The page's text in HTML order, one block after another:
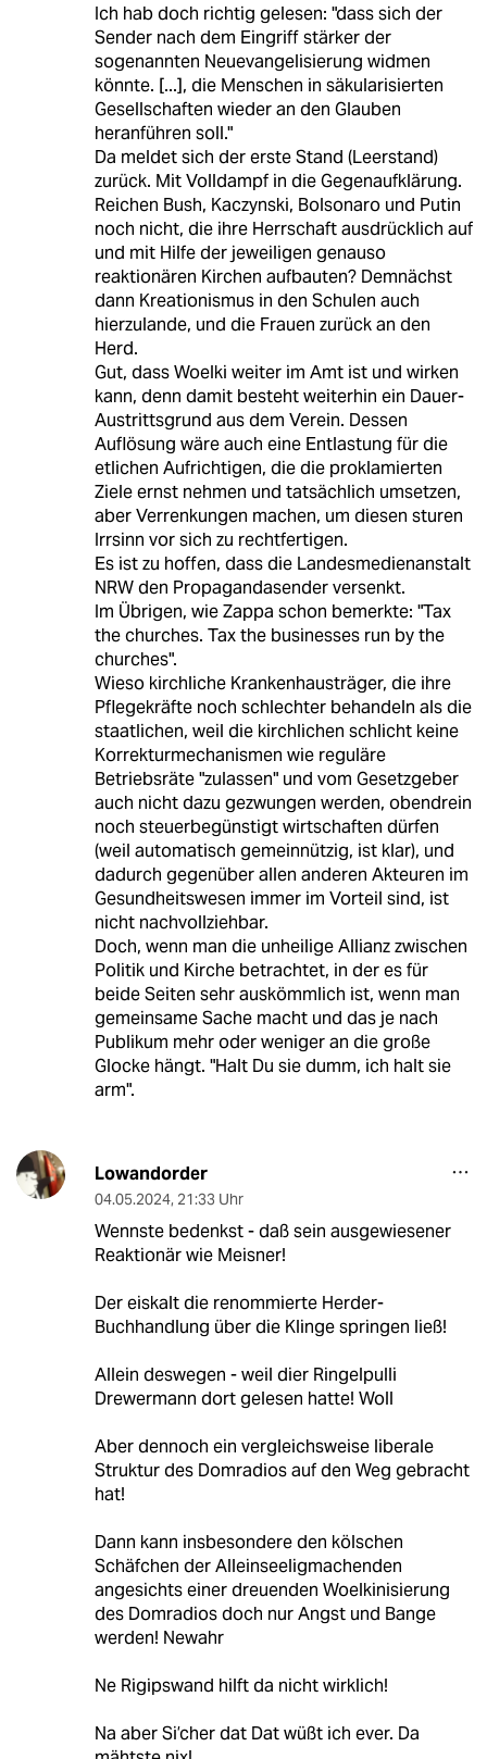
Ich hab doch richtig gelesen: "dass sich der
Sender nach dem Eingriff stärker der
sogenannten Neuevangelisierung widmen
könnte. [...], die Menschen in säkularisierten
Gesellschaften wieder an den Glauben
heranführen soll."
Da meldet sich der erste Stand (Leerstand)
zurück. Mit Volldampf in die Gegenaufklärung.
Reichen Bush, Kaczynski, Bolsonaro und Putin
noch nicht, die ihre Herrschaft ausdrücklich auf
und mit Hilfe der jeweiligen genauso
reaktionären Kirchen aufbauten? Demnächst
dann Kreationismus in den Schulen auch
hierzulande, und die Frauen zurück an den
Herd.
Gut, dass Woelki weiter im Amt ist und wirken
kann, denn damit besteht weiterhin ein Dauer-
Austrittsgrund aus dem Verein. Dessen
Auflösung wäre auch eine Entlastung für die
etlichen Aufrichtigen, die die proklamierten
Ziele ernst nehmen und tatsächlich umsetzen,
aber Verrenkungen machen, um diesen sturen
Irrsinn vor sich zu rechtfertigen.
Es ist zu hoffen, dass die Landesmedienanstalt
NRW den Propagandasender versenkt.
Im Übrigen, wie Zappa schon bemerkte: "Tax
the churches. Tax the businesses run by the
churches".
Wieso kirchliche Krankenhausträger, die ihre
Pflegekräfte noch schlechter behandeln als die
staatlichen, weil die kirchlichen schlicht keine
Korrekturmechanismen wie reguläre
Betriebsräte "zulassen" und vom Gesetzgeber
auch nicht dazu gezwungen werden, obendrein
noch steuerbegünstigt wirtschaften dürfen
(weil automatisch gemeinnützig, ist klar), und
dadurch gegenüber allen anderen Akteuren im
Gesundheitswesen immer im Vorteil sind, ist
nicht nachvollziehbar.
Doch, wenn man die unheilige Allianz zwischen
Politik und Kirche betrachtet, in der es für
beide Seiten sehr auskömmlich ist, wenn man
gemeinsame Sache macht und das je nach
Publikum mehr oder weniger an die große
Glocke hängt. "Halt Du sie dumm, ich halt sie
arm".
Lowandorder
04.05.2024, 21:33 Uhr
Wennste bedenkst - daß sein ausgewiesener
Reaktionär wie Meisner!
Der eiskalt die renommierte Herder-
Buchhandlung über die Klinge springen ließ!
Allein deswegen - weil dier Ringelpulli
Drewermann dort gelesen hatte! Woll
Aber dennoch ein vergleichsweise liberale
Struktur des Domradios auf den Weg gebracht
hat!
Dann kann insbesondere den kölschen
Schäfchen der Alleinseeligmachenden
angesichts einer dreuenden Woelkinisierung
des Domradios doch nur Angst und Bange
werden! Newahr
Ne Rigipswand hilft da nicht wirklich!
Na aber Si’cher dat Dat wüßt ich ever. Da